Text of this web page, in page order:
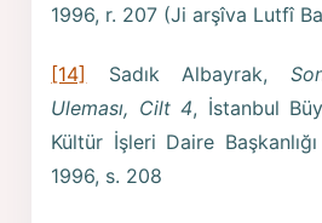
1996, r. 207 (Ji arşîva Lutfî
[14] Sadık Albayrak,
Uleması, Cilt 4, İstanbul
Kültür İşleri Daire
1996, s. 208